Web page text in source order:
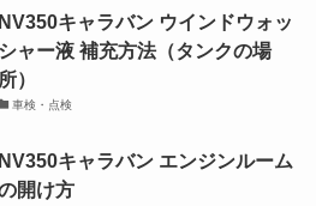
NV350キャラバン ウインドウォッ
シャー液 補充方法（タンクの場
所）
車検・点検
NV350キャラバン エンジンルーム
開け方